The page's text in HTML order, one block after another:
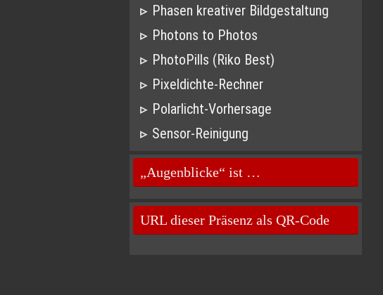
Phasen kreativer Bildgestaltung
Photons to Photos
PhotoPills (Riko Best)
Pixeldichte-Rechner
Polarlicht-Vorhersage
Sensor-Reinigung
„Augenblicke“ ist …
URL dieser Präsenz als QR-Code